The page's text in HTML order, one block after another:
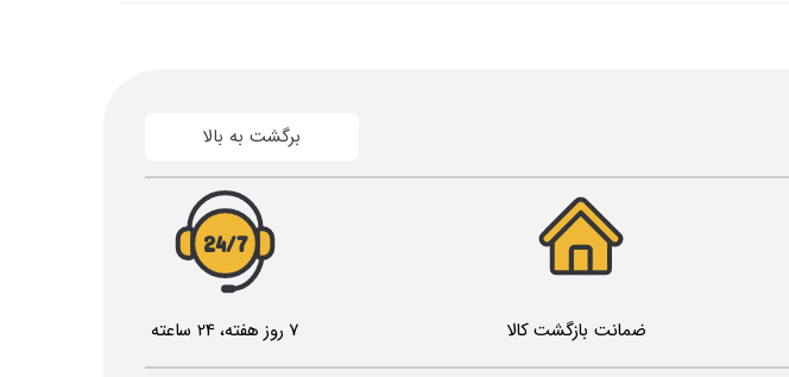
7 روز هفته، 24 ساعته ضمانت بازگشت کالا
برگشت به بالا
24/7